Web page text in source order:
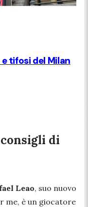
tifosi del Milan
di
Leao, suo nuovo
me, è un giocatore